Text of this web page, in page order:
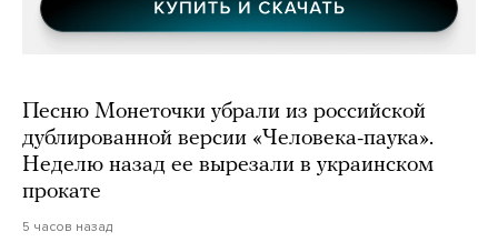
Песню Монеточки убрали из российской
дублированной версии «Человека-паука».
Неделю назад ее вырезали в украинском
прокате
5 часов назад